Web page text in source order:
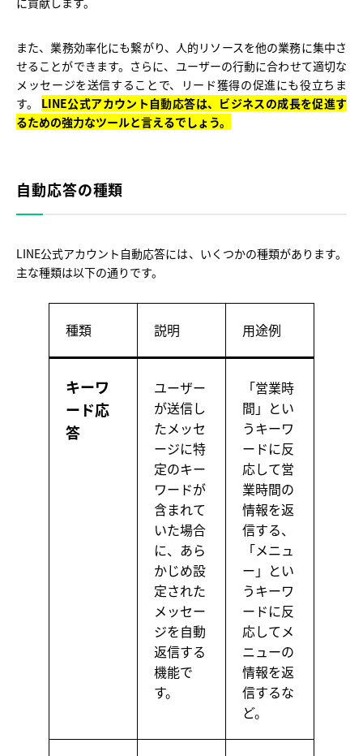
また、業務効率化にも繋がり、人的リソースを他の業務に集中さ
せることができます。さらに、ユーザーの行動に合わせて適切な
メッセージを送信することで、リード獲得の促進にも役立ちま
す。 LINE公式アカウント自動応答は、ビジネスの成長を促進す
るための強力なツールと言えるでしょう。
自動応答の種類
LINE公式アカウント自動応答には、いくつかの種類があります。
主な種類は以下の通りです。
種類 説明 用途例
キーワ
ード応
答
ユーザー
が送信し
たメッセ
ージに特
定のキー
ワードが
含まれて
いた場合
に、あら
かじめ設
定された
メッセー
ジを自動
返信する
機能で
す。
「営業時
間」とい
うキーワ
ードに反
応して営
業時間の
情報を返
信する、
「メニュ
ー」とい
うキーワ
ードに反
応してメ
ニューの
情報を返
信するな
ど。